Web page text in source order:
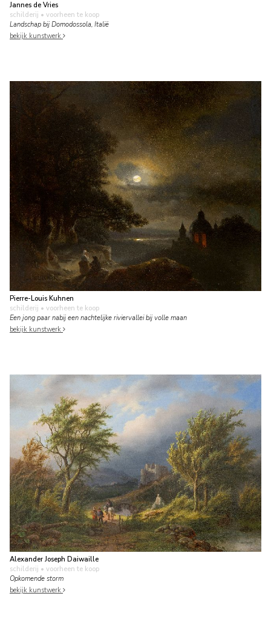
Jannes de Vries
schilderij • voorheen te koop
Landschap bij Domodossola, Italië
bekijk kunstwerk
Pierre-Louis Kuhnen
schilderij • voorheen te koop
Een jong paar nabij een nachtelijke riviervallei bij volle maan
bekijk kunstwerk
Alexander Joseph Daiwaille
schilderij • voorheen te koop
Opkomende storm
bekijk kunstwerk